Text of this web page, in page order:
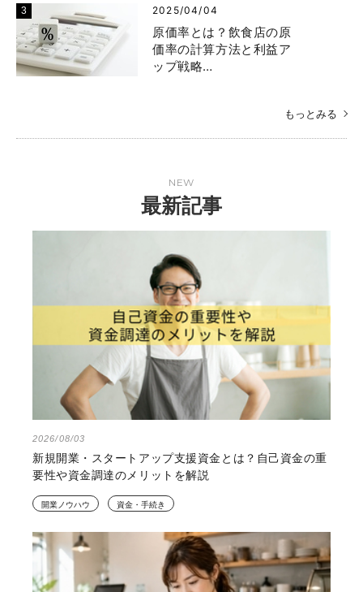
2025/04/04
原価率とは？飲食店の原
価率の計算方法と利益ア
ップ戦略…
もっとみる
NEW
最新記事
2026/08/03
新規開業・スタートアップ支援資金とは？自己資金の重
要性や資金調達のメリットを解説
開業ノウハウ 資金・手続き